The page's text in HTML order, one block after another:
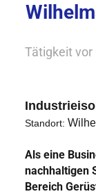
Tätigkeit vor
Standort:
Als eine
nachhaltigen
Bereich